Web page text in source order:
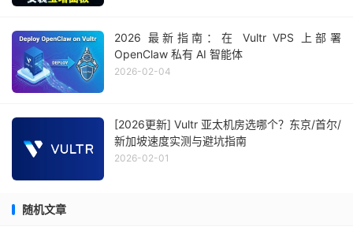
2026 最新指南：在 Vultr VPS 上部署
OpenClaw 私有 AI 智能体
2026-02-04
[2026更新] Vultr 亚太机房选哪个？东京/首尔/
新加坡速度实测与避坑指南
2026-02-01
随机文章